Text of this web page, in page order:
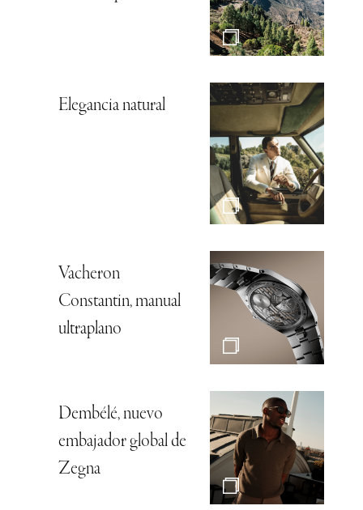
Elegancia natural
Vacheron
Constantin, manual
ultraplano
Dembélé, nuevo
embajador global de
Zegna